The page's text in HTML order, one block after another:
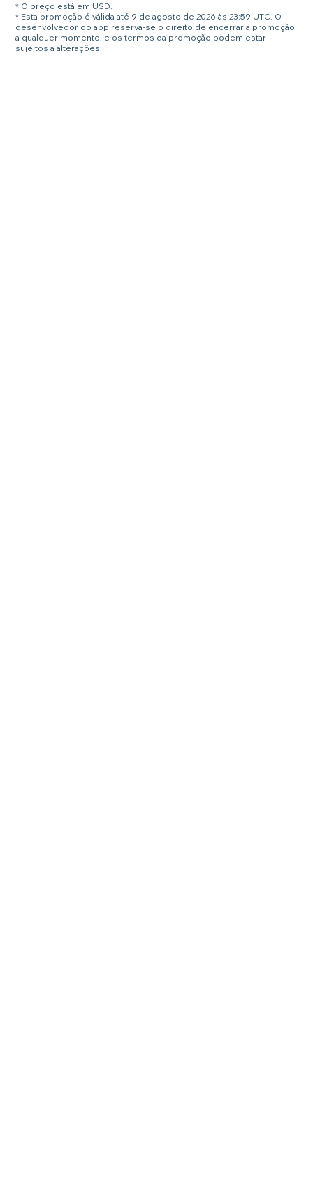
* O preço está em USD.
* Esta promoção é válida até 9 de agosto de 2026 às 23:59 UTC. O
desenvolvedor do app reserva-se o direito de encerrar a promoção
a qualquer momento, e os termos da promoção podem estar
sujeitos a alterações.